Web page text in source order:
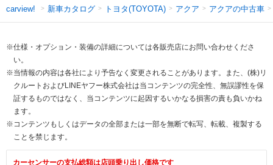
carview! 新車カタログ トヨタ(TOYOTA) アクア アクアの中古車
※仕様・オプション・装備の詳細については各販売店にお問い合わせくださ
い。
※当情報の内容は各社により予告なく変更されることがあります。また、(株)リ
クルートおよびLINEヤフー株式会社は当コンテンツの完全性、無誤謬性を保
証するものではなく、当コンテンツに起因するいかなる損害の責も負いかね
ます。
※コンテンツもしくはデータの全部または一部を無断で転写、転載、複製する
ことを禁じます。
カーセンサーの支払総額は店頭乗り出し価格です